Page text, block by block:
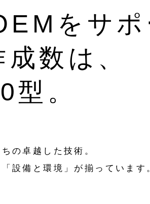
をサポ
数は、
。
の卓越した技術。
設備と環境」が揃っています